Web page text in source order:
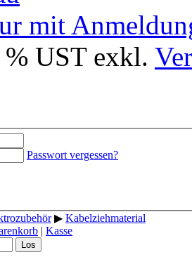
mit
UST exkl.
Passwort vergessen?
▶ Kabelziehmaterial
| Kasse
Los